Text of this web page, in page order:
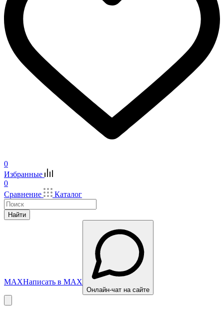
0
Избранные
0
Сравнение
Каталог
Найти
MAXНаписать в MAX
Онлайн-чат на сайте